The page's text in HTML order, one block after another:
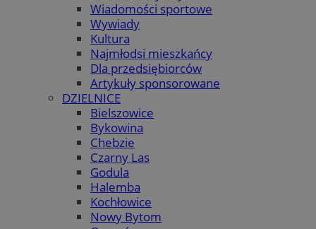
Wiadomości sportowe
Wywiady
Kultura
Najmłodsi mieszkańcy
Dla przedsiębiorców
Artykuły sponsorowane
DZIELNICE
Bielszowice
Bykowina
Chebzie
Czarny Las
Godula
Halemba
Kochłowice
Nowy Bytom